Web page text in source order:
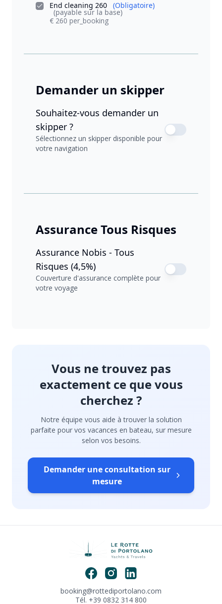
End cleaning 260 (Obligatoire)
(payable sur la base)
€ 260 per_booking
Demander un skipper
Souhaitez-vous demander un
skipper ?
Sélectionnez un skipper disponible pour
votre navigation
Assurance Tous Risques
Assurance Nobis - Tous
Risques (4,5%)
Couverture d'assurance complète pour
votre voyage
Vous ne trouvez pas
exactement ce que vous
cherchez ?
Notre équipe vous aide à trouver la solution
parfaite pour vos vacances en bateau, sur mesure
selon vos besoins.
Demander une consultation sur
mesure
booking@rottediportolano.com
Tél. +39 0832 314 800